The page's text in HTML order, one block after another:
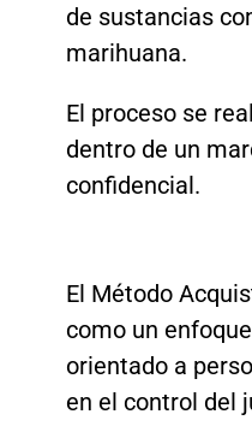
de sustancias
marihuana.
El proceso se
dentro de un
confidencial.
El Método
como un
orientado a
en el control del